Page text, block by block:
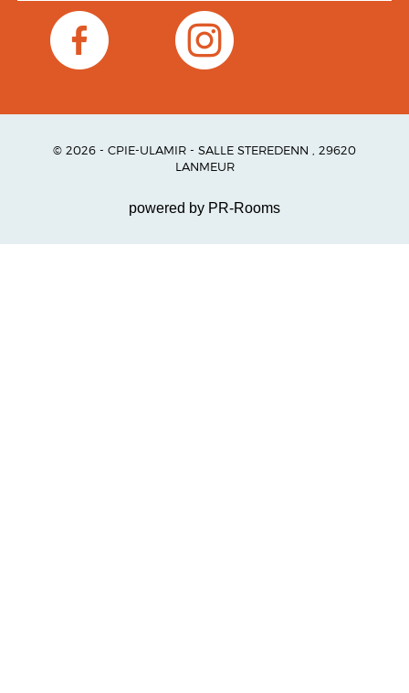
© 2026 - CPIE-ULAMIR - SALLE STEREDENN , 29620
LANMEUR
powered by PR-Rooms